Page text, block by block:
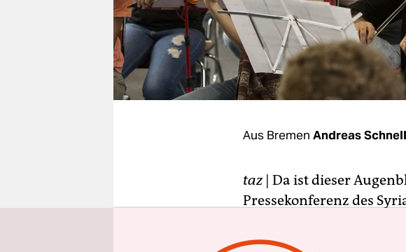
shop
fragen & hilfe
unterstützen
abo
Aus Bremen Andreas Schnell
taz | Da ist dieser
Pressekonferenz des
Wichtigeres zu tun: